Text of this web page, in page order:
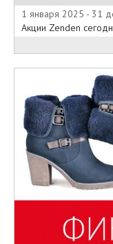
1 января 2025 - 31
Акции Zenden